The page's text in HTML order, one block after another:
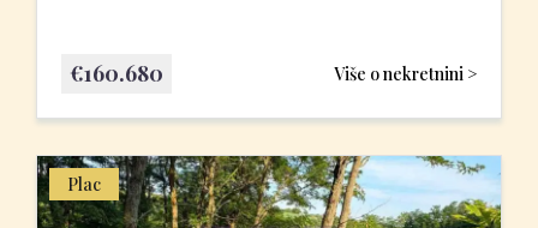
Više o nekretnini >
€160.680
Plac